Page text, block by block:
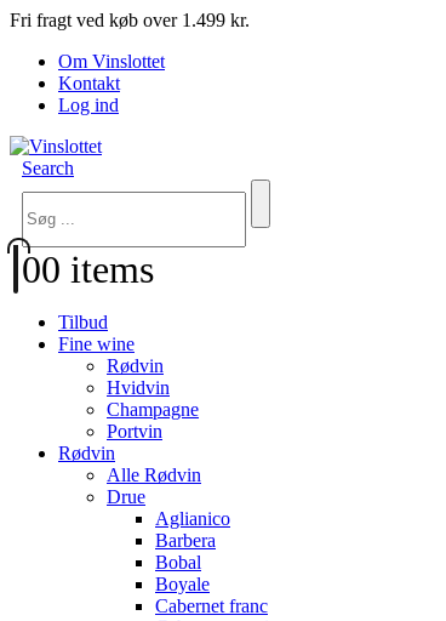
Fri fragt ved køb over 1.499 kr.
Om Vinslottet
Kontakt
Log ind
Search
00 items
Tilbud
Fine wine
Rødvin
Hvidvin
Champagne
Portvin
Rødvin
Alle Rødvin
Drue
Aglianico
Barbera
Bobal
Boyale
Cabernet franc